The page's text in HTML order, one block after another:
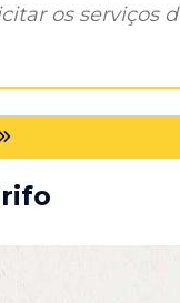
os serviços